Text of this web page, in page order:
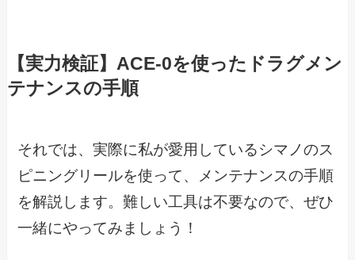
【実力検証】ACE-0を使ったドラグメン
テナンスの手順
それでは、実際に私が愛用しているシマノのス
ピニングリールを使って、メンテナンスの手順
を解説します。難しい工具は不要なので、ぜひ
一緒にやってみましょう！